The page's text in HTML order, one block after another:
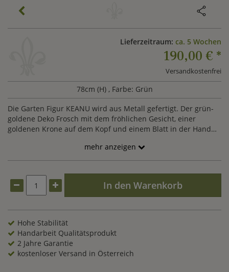
Lieferzeitraum: ca. 5 Wochen
190,00 € *
Versandkostenfrei
78cm (H) , Farbe: Grün
Die Garten Figur KEANU wird aus Metall gefertigt. Der grün-
goldene Deko Frosch mit dem fröhlichen Gesicht, einer
goldenen Krone auf dem Kopf und einem Blatt in der Hand
gestellt werden. Die Outdoor Dekoration wird ein Hingucker
in Ihrem Garten!
mehr anzeigen
In den Warenkorb
Hohe Stabilität
Handarbeit Qualitätsprodukt
2 Jahre Garantie
kostenloser Versand in Österreich